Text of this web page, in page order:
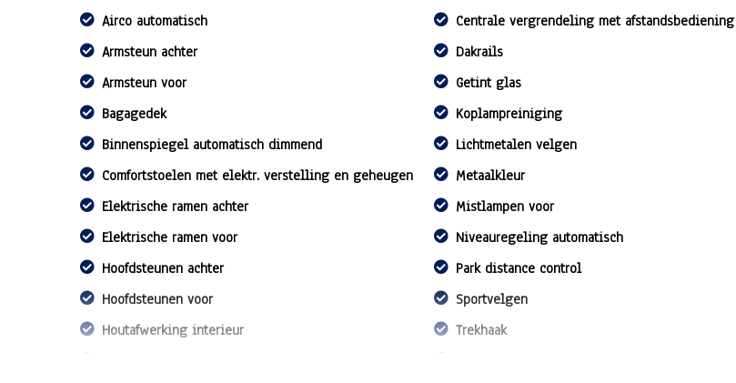
Airco automatisch
Armsteun achter
Armsteun voor
Bagagedek
Binnenspiegel automatisch dimmend
Comfortstoelen met elektr. verstelling en geheugen
Elektrische ramen achter
Elektrische ramen voor
Hoofdsteunen achter
Hoofdsteunen voor
Houtafwerking interieur
Centrale vergrendeling met afstandsbediening
Dakrails
Getint glas
Koplampreiniging
Lichtmetalen velgen
Metaalkleur
Mistlampen voor
Niveauregeling automatisch
Park distance control
Sportvelgen
Trekhaak